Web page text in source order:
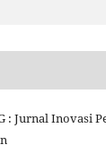
: Jurnal Inovasi